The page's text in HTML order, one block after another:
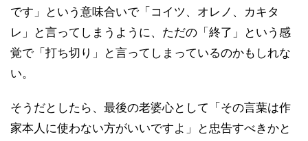
です」という意味合いで「コイツ、オレノ、カキタ
レ」と言ってしまうように、ただの「終了」という感
覚で「打ち切り」と言ってしまっているのかもしれな
い。
そうだとしたら、最後の老婆心として「その言葉は作
家本人に使わない方がいいですよ」と忠告すべきかと